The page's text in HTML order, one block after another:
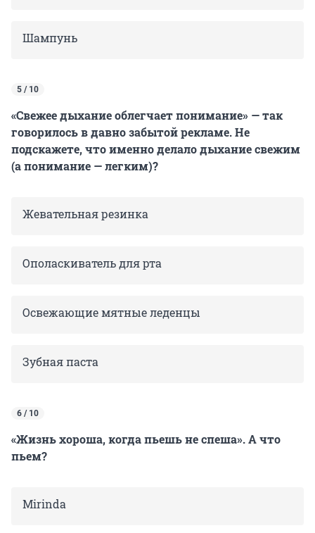
Шампунь
5 / 10
«Свежее дыхание облегчает понимание» — так
говорилось в давно забытой рекламе. Не
подскажете, что именно делало дыхание свежим
(а понимание — легким)?
Жевательная резинка
Ополаскиватель для рта
Освежающие мятные леденцы
Зубная паста
6 / 10
«Жизнь хороша, когда пьешь не спеша». А что
пьем?
Mirinda